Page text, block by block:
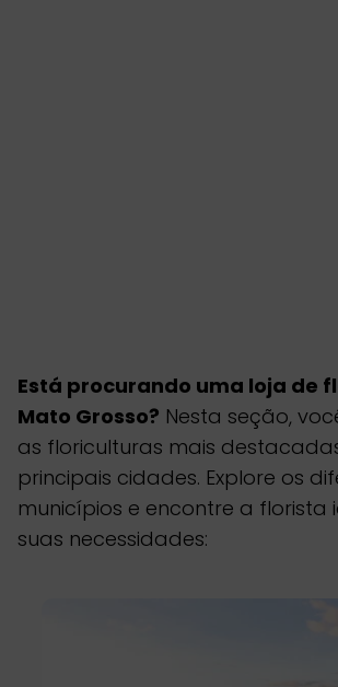
Está procurando uma loja de
Mato Grosso? Nesta seção,
as floriculturas mais
principais cidades. Explore os
municípios e encontre a florista
suas necessidades: